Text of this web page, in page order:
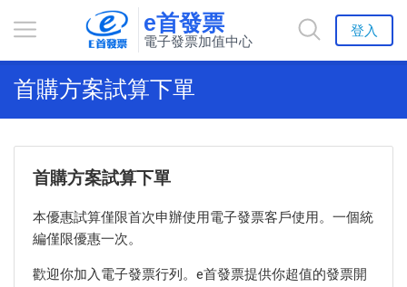
e首發票
電子發票加值中心
登入
首購方案試算下單
首購方案試算下單
本優惠試算僅限首次申辦使用電子發票客戶使用。一個統
編僅限優惠一次。
歡迎你加入電子發票行列。e首發票提供你超值的發票開